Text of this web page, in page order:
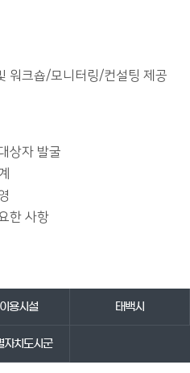
워크숍/모니터링/컨설팅 제공
상자 발굴
한 사항
용시설 태백시
자치도시군